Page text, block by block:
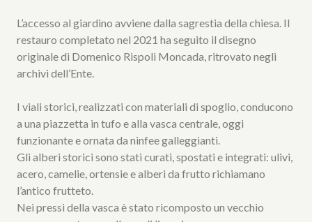
L’accesso al giardino avviene dalla sagrestia della chiesa. Il
restauro completato nel 2021 ha seguito il disegno
originale di Domenico Rispoli Moncada, ritrovato negli
archivi dell’Ente.
I viali storici, realizzati con materiali di spoglio, conducono
a una piazzetta in tufo e alla vasca centrale, oggi
funzionante e ornata da ninfee galleggianti.
Gli alberi storici sono stati curati, spostati e integrati: ulivi,
acero, camelie, ortensie e alberi da frutto richiamano
l’antico frutteto.
Nei pressi della vasca è stato ricomposto un vecchio